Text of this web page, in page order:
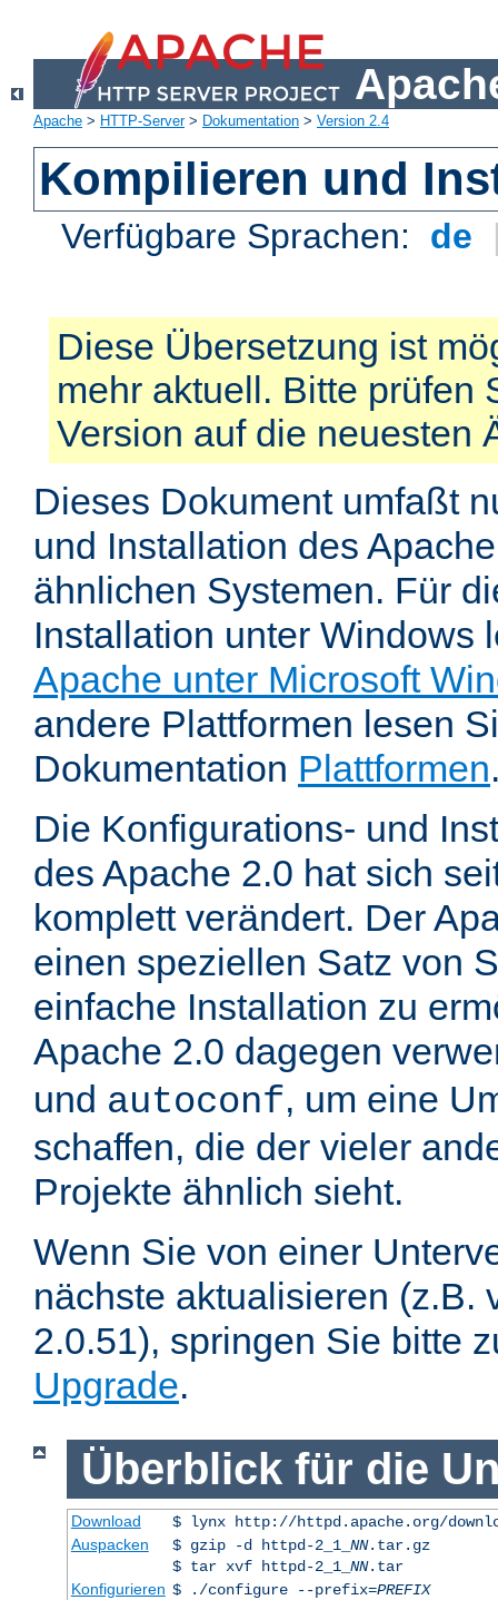
Apache > HTTP-Server> Dokumentation > Version 2.4
Kompilieren und
Verfügbare Sprachen: de
Diese Übersetzung ist
mehr aktuell. Bitte prüfen
Version auf die neuesten
Dieses Dokument umfaßt
und Installation des
ähnlichen Systemen. Für
Installation unter Windows
Apache unter Microsoft
andere Plattformen lesen
Dokumentation Plattformen
Die Konfigurations- und
des Apache 2.0 hat sich
komplett verändert. Der
einen speziellen Satz von
einfache Installation zu
Apache 2.0 dagegen
und autoconf, um eine
schaffen, die der vieler
Projekte ähnlich sieht.
Wenn Sie von einer
nächste aktualisieren (z.B.
2.0.51), springen Sie bitte
Upgrade.
Überblick für die
Download
$ lynx http://httpd.apache.org/
Auspacken
$ gzip -d httpd-2_1_ NN.tar.gz
$ tar xvf httpd-2_1_ NN.tar
Konfigurieren $ ./configure --prefix=PREFIX